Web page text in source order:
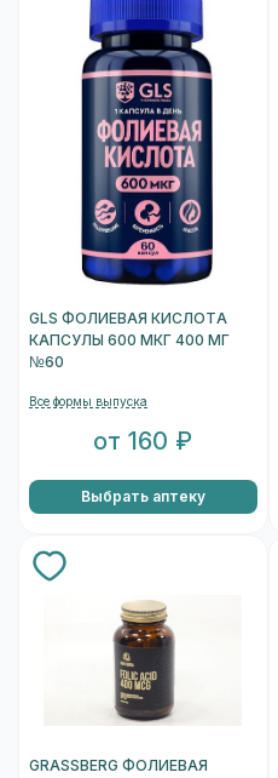
GLS ФОЛИЕВАЯ КИСЛОТА
КАПСУЛЫ 600 МКГ 400 МГ
№60
Все формы выпуска
от 160 ₽
Выбрать аптеку
GRASSBERG ФОЛИЕВАЯ